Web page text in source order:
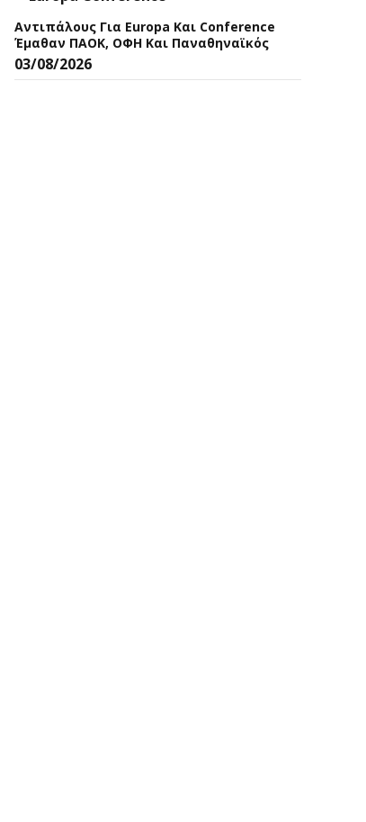
Αντιπάλους Για Europa Και Conference
Έμαθαν ΠΑΟΚ, ΟΦΗ Και Παναθηναϊκός
03/08/2026